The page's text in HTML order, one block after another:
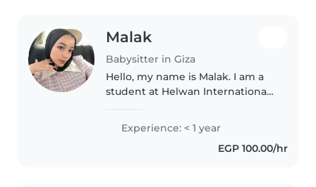
Malak
Babysitter in Giza
Hello, my name is Malak. I am a
student at Helwan International
responsible, caring, and patient. I
like spending time with children
Experience: < 1 year
EGP 100.00/hr